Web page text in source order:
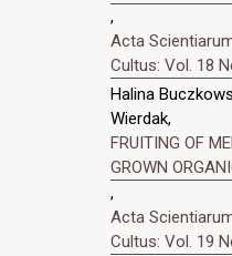
,
Acta
Cultus: Vol. 18
Halina
Wierdak,
FRUITING OF
GROWN
,
Acta
Cultus: Vol. 19